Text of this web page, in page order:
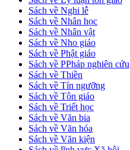
Sách về Nghi lễ
Sách về Nhân học
Sách về Nhân vật
Sách về Nho giáo
Sách về Phật giáo
Sách về PPháp nghiên cứu
Sách về Thiền
Sách về Tín ngưỡng
Sách về Tôn giáo
Sách về Triết học
Sách về Văn bia
Sách về Văn hóa
Sách về Văn kiện